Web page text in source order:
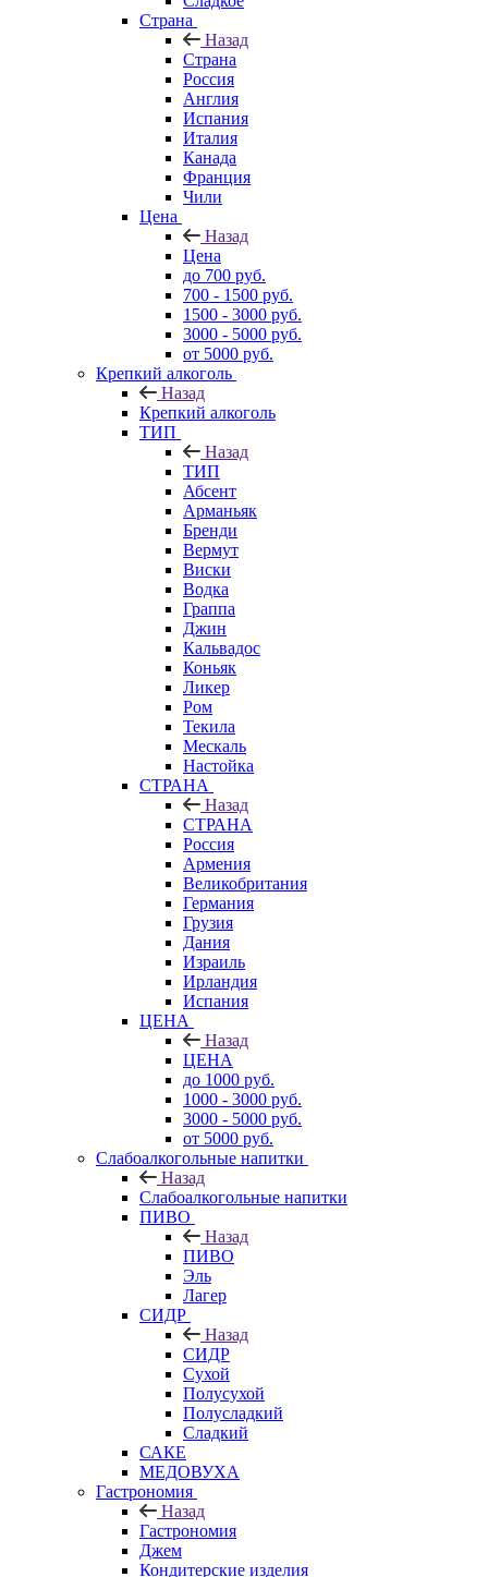
Страна
Назад
Страна
Россия
Англия
Испания
Италия
Канада
Франция
Чили
Цена
Назад
Цена
до 700 руб.
700 - 1500 руб.
1500 - 3000 руб.
3000 - 5000 руб.
от 5000 руб.
Крепкий алкоголь
Назад
Крепкий алкоголь
ТИП
Назад
ТИП
Абсент
Арманьяк
Бренди
Вермут
Виски
Водка
Граппа
Джин
Кальвадос
Коньяк
Ликер
Ром
Текила
Мескаль
Настойка
СТРАНА
Назад
СТРАНА
Россия
Армения
Великобритания
Германия
Грузия
Дания
Израиль
Ирландия
Испания
ЦЕНА
Назад
ЦЕНА
до 1000 руб.
1000 - 3000 руб.
3000 - 5000 руб.
от 5000 руб.
Слабоалкогольные напитки
Назад
Слабоалкогольные напитки
ПИВО
Назад
ПИВО
Эль
Лагер
СИДР
Назад
СИДР
Сухой
Полусухой
Полусладкий
Сладкий
САКЕ
МЕДОВУХА
Гастрономия
Назад
Гастрономия
Джем
Кондитерские изделия